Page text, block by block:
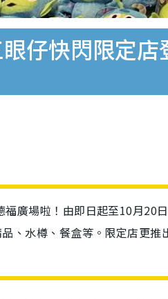
眼仔快閃限定
廣場啦！由即日起至10月20
、水樽、餐盒等。限定店更